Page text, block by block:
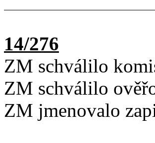
14/276
ZM schválilo
ZM schválilo
ZM jmenovalo